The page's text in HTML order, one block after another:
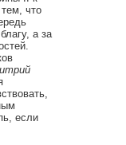
что
а за
если